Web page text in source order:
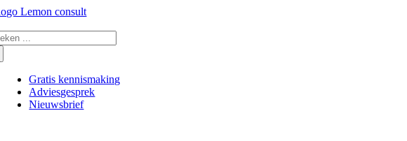
Ga
inhoud
Gratis kennismaking
Adviesgesprek
Nieuwsbrief